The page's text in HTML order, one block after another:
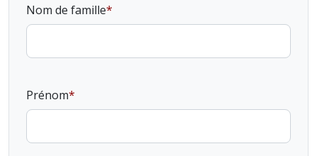
Nom de famille
Prénom